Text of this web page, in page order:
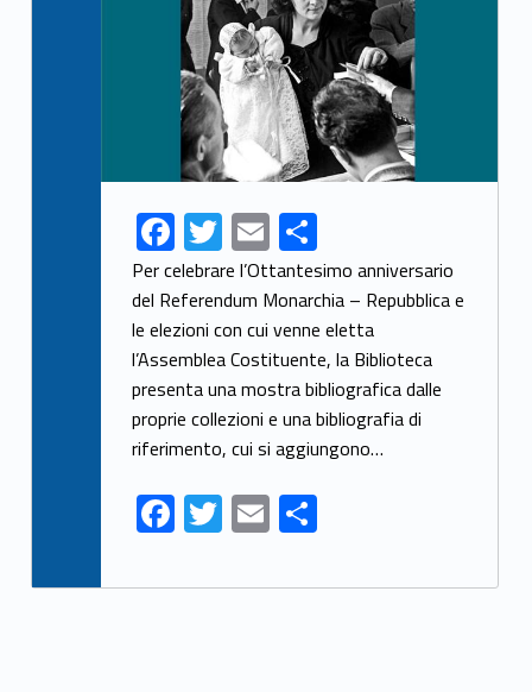
F
ac
e
b
o
o
k
T
w
itt
er
E
m
ai
l
S
h
ar
e
Per celebrare l’Ottantesimo anniversario
del Referendum Monarchia – Repubblica e
le elezioni con cui venne eletta
l’Assemblea Costituente, la Biblioteca
presenta una mostra bibliografica dalle
proprie collezioni e una bibliografia di
riferimento, cui si aggiungono…
F
ac
e
T
w
itt
E
m
ai
S
ar